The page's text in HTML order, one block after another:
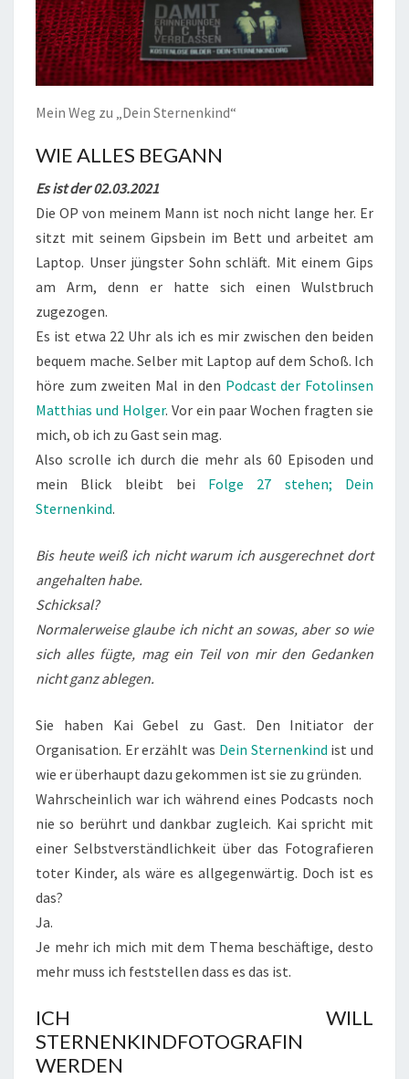
Mein Weg zu „Dein Sternenkind“
WIE ALLES BEGANN
Es ist der 02.03.2021
Die OP von meinem Mann ist noch nicht lange her. Er
sitzt mit seinem Gipsbein im Bett und arbeitet am
Laptop. Unser jüngster Sohn schläft. Mit einem Gips
am Arm, denn er hatte sich einen Wulstbruch
zugezogen.
Es ist etwa 22 Uhr als ich es mir zwischen den beiden
bequem mache. Selber mit Laptop auf dem Schoß. Ich
höre zum zweiten Mal in den Podcast der Fotolinsen
Matthias und Holger. Vor ein paar Wochen fragten sie
mich, ob ich zu Gast sein mag.
Also scrolle ich durch die mehr als 60 Episoden und
mein Blick bleibt bei Folge 27 stehen; Dein
Sternenkind.
Bis heute weiß ich nicht warum ich ausgerechnet dort
angehalten habe.
Schicksal?
Normalerweise glaube ich nicht an sowas, aber so wie
sich alles fügte, mag ein Teil von mir den Gedanken
nicht ganz ablegen.
Sie haben Kai Gebel zu Gast. Den Initiator der
Organisation. Er erzählt was Dein Sternenkind ist und
wie er überhaupt dazu gekommen ist sie zu gründen.
Wahrscheinlich war ich während eines Podcasts noch
nie so berührt und dankbar zugleich. Kai spricht mit
einer Selbstverständlichkeit über das Fotografieren
toter Kinder, als wäre es allgegenwärtig. Doch ist es
das?
Ja.
Je mehr ich mich mit dem Thema beschäftige, desto
mehr muss ich feststellen dass es das ist.
ICH WILL
STERNENKINDFOTOGRAFIN
WERDEN